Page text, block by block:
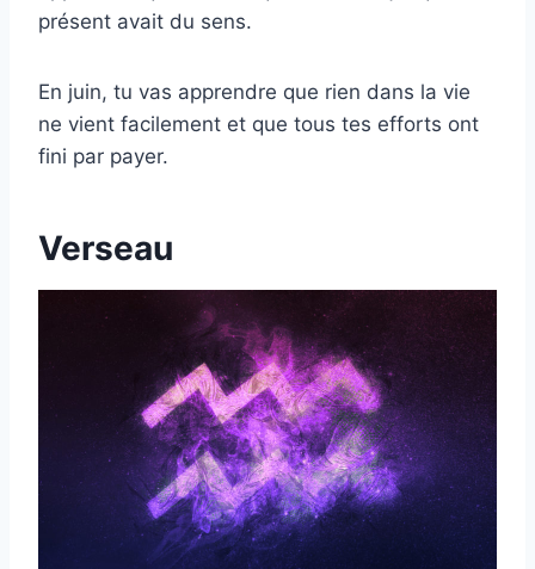
présent avait du sens.
En juin, tu vas apprendre que rien dans la vie
ne vient facilement et que tous tes efforts ont
fini par payer.
Verseau